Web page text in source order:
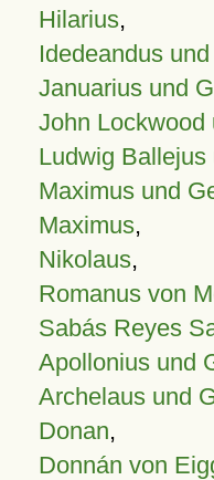
Hilarius,
Idedeandus
Januarius und
John Lockwood
Ludwig
Maximus und
Maximus,
Nikolaus,
Romanus von
Sabás Reyes
Apollonius und
Archelaus und
Donan,
Donnán von